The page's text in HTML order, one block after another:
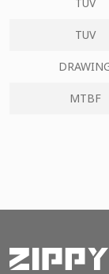
TUV
MTBF